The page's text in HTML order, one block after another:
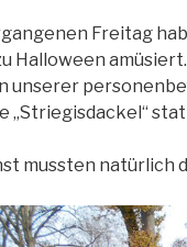
Freitag
Halloween
unserer
„Striegisdackel“
mussten natürlich